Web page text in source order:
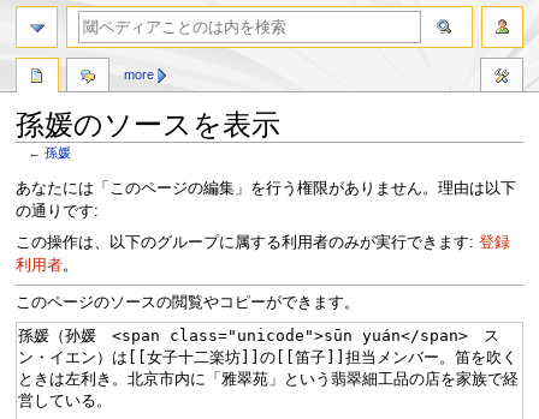
孫媛のソースを表示
←孫媛
ナ
ビ
ゲ
ー
ョ
ン
に
移
動
検
索
に
移
あなたには「このページの編集」を行う権限がありません。理由は以下
の通りです:
この操作は、以下のグループに属する利用者のみが実行できます: 登録
利用者。
このページのソースの閲覧やコピーができます。
more